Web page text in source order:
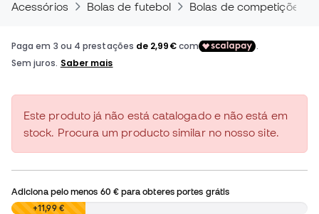
Acessórios Bolas de futebol Bolas de competições
Este produto já não está catalogado e não está em
stock. Procura um producto similar no nosso site.
Adiciona pelo menos 60 €para obteres portes grátis
0,00 €+11,99 €